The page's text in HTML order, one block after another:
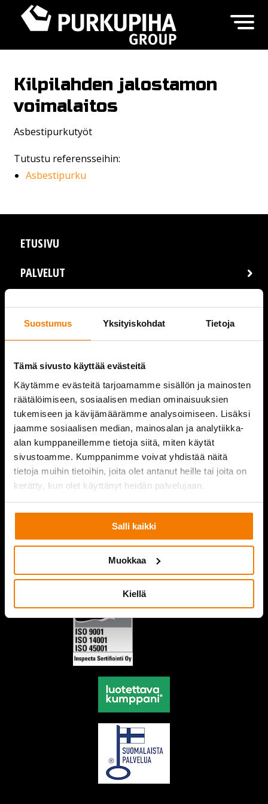
Suostumus Yksityiskohdat Tietoja
Tämä sivusto käyttää evästeitä
Käytämme evästeitä tarjoamamme sisällön ja mainosten
räätälöimiseen, sosiaalisen median ominaisuuksien
tukemiseen ja kävijämäärämme analysoimiseen. Lisäksi
jaamme sosiaalisen median, mainosalan ja analytiikka-
alan kumppaneillemme tietoja siitä, miten käytät
sivustoamme. Kumppanimme voivat yhdistää näitä
tietoja muihin tietoihin, joita olet antanut heille tai joita on
kerätty, kun olet käyttänyt heidän palvelujaan.
Salli kaikki
Muokkaa
Kiellä
Kilpilahden jalostamon
voimalaitos
Asbestipurkutyöt
Tutustu referensseihin:
Asbestipurku
ETUSIVU
PALVELUT
AJANKOHTAISTA
VIDEOT
YRITYS
YHTEYSTIEDOT
PURKUPIHA